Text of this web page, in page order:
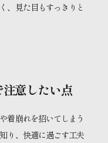
、見た目もすっきりと
意したい点
着崩れを招いてしまう
り、快適に過ごす工夫